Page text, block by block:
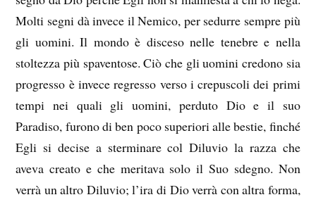
Molti segni dà invece il Nemico, per sedurre sempre più
gli uomini. Il mondo è disceso nelle tenebre e nella
stoltezza più spaventose. Ciò che gli uomini credono sia
progresso è invece regresso verso i crepuscoli dei primi
tempi nei quali gli uomini, perduto Dio e il suo
Paradiso, furono di ben poco superiori alle bestie, finché
Egli si decise a sterminare col Diluvio la razza che
aveva creato e che meritava solo il Suo sdegno. Non
verrà un altro Diluvio; l’ira di Dio verrà con altra forma,